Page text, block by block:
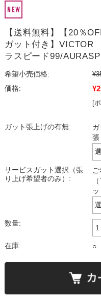
【送料無料】【20％
ガット付き】VICTOR
ラスピード99/
希望小売価格:
価格:
[
ガット張上げの有無:
ガ
張
サービスガット選択（張
り上げ希望者のみ）:
数量:
在庫: ○